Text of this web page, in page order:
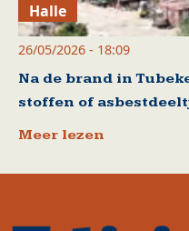
Halle
26/05/2026 - 18:09
Na de brand in
stoffen of
Meer lezen